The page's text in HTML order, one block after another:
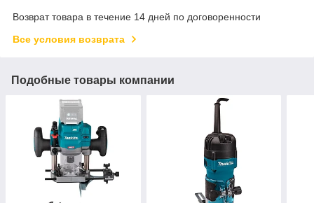
Возврат товара в течение 14 дней по договоренности
Все условия возврата
Подобные товары компании